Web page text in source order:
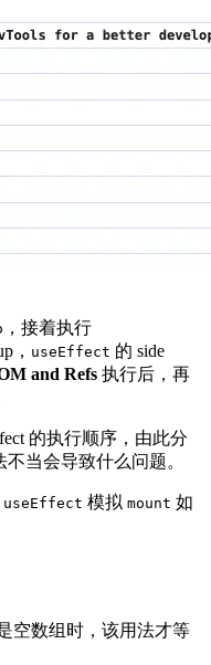
，接着执行
， useEffect 的 side
and Refs 执行后，再
的执行顺序，由此分
当会导致什么问题。
useEffect 模拟 mount 如
空数组时，该用法才等